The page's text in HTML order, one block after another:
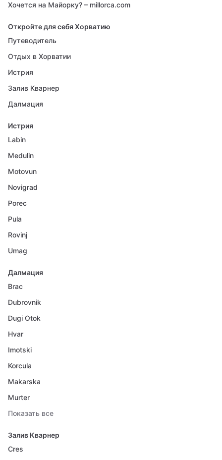
Хочется на Майорку? – millorca.com
Откройте для себя Хорватию
Путеводитель
Отдых в Хорватии
Истрия
Залив Кварнер
Далмация
Истрия
Labin
Medulin
Motovun
Novigrad
Porec
Pula
Rovinj
Umag
Далмация
Brac
Dubrovnik
Dugi Otok
Hvar
Imotski
Korcula
Makarska
Murter
Показать все
Залив Кварнер
Cres